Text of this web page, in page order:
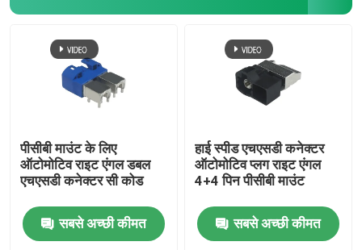
फकरा एचएसडी केबल
एचएसडी एलवीडीएस केबल
बीएमडब्ल्यू एचएसडी केबल
फकरा केबल कनेक्टर
पीसीबी माउंट के लिए
ऑटोमोटिव राइट एंगल डबल
एचएसडी कनेक्टर सी कोड
सबसे अच्छी कीमत
हाई स्पीड एचएसडी कनेक्टर
ऑटोमोटिव प्लग राइट एंगल
4+4 पिन पीसीबी माउंट
सबसे अच्छी कीमत